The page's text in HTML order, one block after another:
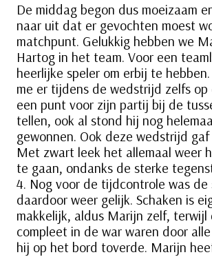
De middag begon dus moeizaam
naar uit dat er gevochten moest
matchpunt. Gelukkig hebben we
Hartog in het team. Voor een
heerlijke speler om erbij te
me er tijdens de wedstrijd zelfs op
een punt voor zijn partij bij de
tellen, ook al stond hij nog
gewonnen. Ook deze wedstrijd
Met zwart leek het allemaal weer
te gaan, ondanks de sterke
4. Nog voor de tijdcontrole was de
daardoor weer gelijk. Schaken is
makkelijk, aldus Marijn zelf, terwijl
compleet in de war waren door
hij op het bord toverde. Marijn